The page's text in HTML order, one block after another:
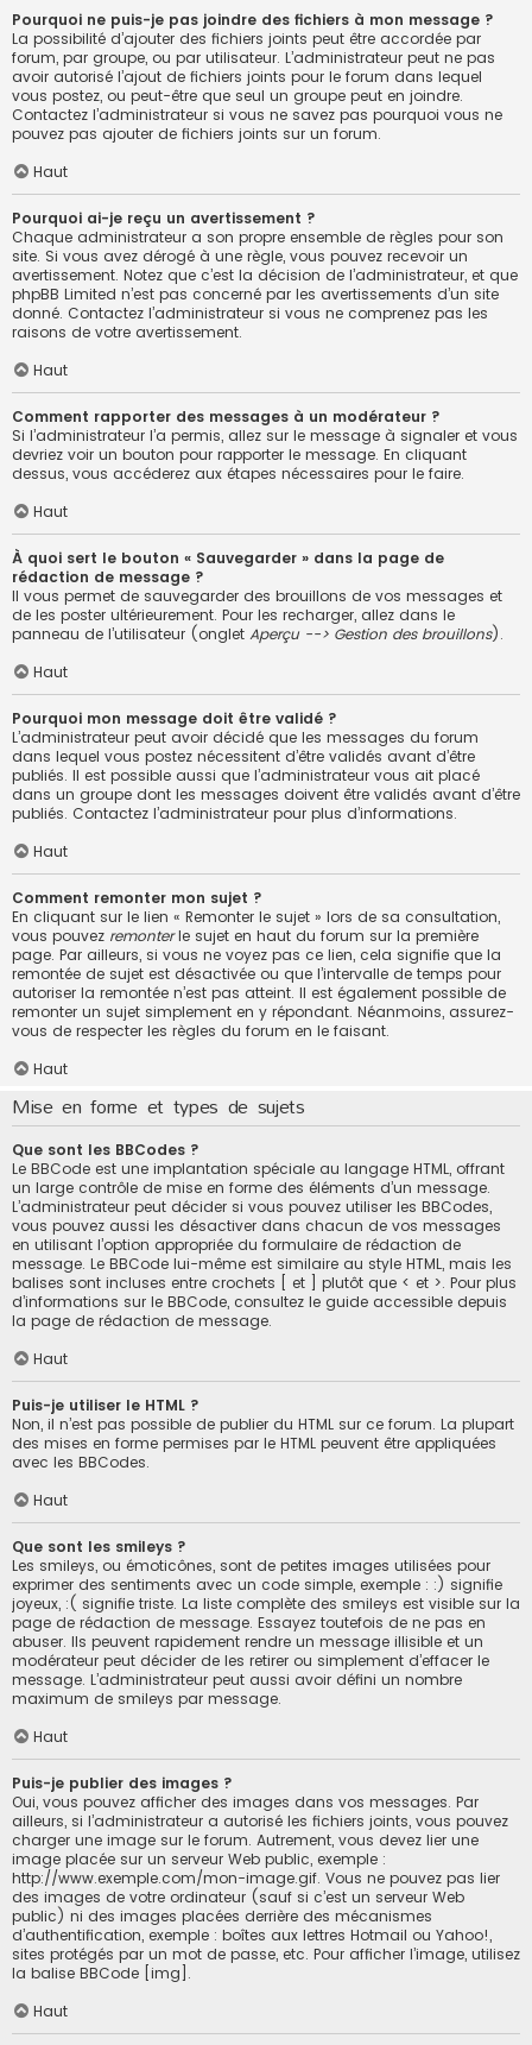
Pourquoi ne puis-je pas joindre des fichiers à mon message ?
La possibilité d’ajouter des fichiers joints peut être accordée par
forum, par groupe, ou par utilisateur. L’administrateur peut ne pas
avoir autorisé l’ajout de fichiers joints pour le forum dans lequel
vous postez, ou peut-être que seul un groupe peut en joindre.
Contactez l’administrateur si vous ne savez pas pourquoi vous ne
pouvez pas ajouter de fichiers joints sur un forum.
Haut
Pourquoi ai-je reçu un avertissement ?
Chaque administrateur a son propre ensemble de règles pour son
site. Si vous avez dérogé à une règle, vous pouvez recevoir un
avertissement. Notez que c’est la décision de l’administrateur, et que
phpBB Limited n’est pas concerné par les avertissements d’un site
donné. Contactez l’administrateur si vous ne comprenez pas les
raisons de votre avertissement.
Haut
Comment rapporter des messages à un modérateur ?
Si l’administrateur l’a permis, allez sur le message à signaler et vous
devriez voir un bouton pour rapporter le message. En cliquant
dessus, vous accéderez aux étapes nécessaires pour le faire.
Haut
À quoi sert le bouton « Sauvegarder » dans la page de
rédaction de message ?
Il vous permet de sauvegarder des brouillons de vos messages et
de les poster ultérieurement. Pour les recharger, allez dans le
panneau de l’utilisateur (onglet Aperçu --> Gestion des brouillons).
Haut
Pourquoi mon message doit être validé ?
L’administrateur peut avoir décidé que les messages du forum
dans lequel vous postez nécessitent d’être validés avant d’être
publiés. Il est possible aussi que l’administrateur vous ait placé
dans un groupe dont les messages doivent être validés avant d’être
publiés. Contactez l’administrateur pour plus d’informations.
Haut
Comment remonter mon sujet ?
En cliquant sur le lien « Remonter le sujet » lors de sa consultation,
vous pouvez remonterle sujet en haut du forum sur la première
page. Par ailleurs, si vous ne voyez pas ce lien, cela signifie que la
remontée de sujet est désactivée ou que l’intervalle de temps pour
autoriser la remontée n’est pas atteint. Il est également possible de
remonter un sujet simplement en y répondant. Néanmoins, assurez-
vous de respecter les règles du forum en le faisant.
Haut
Mise en forme et types de sujets
Que sont les BBCodes ?
Le BBCode est une implantation spéciale au langage HTML, offrant
un large contrôle de mise en forme des éléments d’un message.
L’administrateur peut décider si vous pouvez utiliser les BBCodes,
vous pouvez aussi les désactiver dans chacun de vos messages
en utilisant l’option appropriée du formulaire de rédaction de
message. Le BBCode lui-même est similaire au style HTML, mais les
balises sont incluses entre crochets [ et ] plutôt que < et >. Pour plus
d’informations sur le BBCode, consultez le guide accessible depuis
la page de rédaction de message.
Haut
Puis-je utiliser le HTML ?
Non, il n’est pas possible de publier du HTML sur ce forum. La plupart
des mises en forme permises par le HTML peuvent être appliquées
avec les BBCodes.
Haut
Que sont les smileys ?
Les smileys, ou émoticônes, sont de petites images utilisées pour
exprimer des sentiments avec un code simple, exemple : :) signifie
joyeux, :( signifie triste. La liste complète des smileys est visible sur la
page de rédaction de message. Essayez toutefois de ne pas en
abuser. Ils peuvent rapidement rendre un message illisible et un
modérateur peut décider de les retirer ou simplement d’effacer le
message. L’administrateur peut aussi avoir défini un nombre
maximum de smileys par message.
Haut
Puis-je publier des images ?
Oui, vous pouvez afficher des images dans vos messages. Par
ailleurs, si l’administrateur a autorisé les fichiers joints, vous pouvez
charger une image sur le forum. Autrement, vous devez lier une
image placée sur un serveur Web public, exemple :
http://www.exemple.com/mon-image.gif. Vous ne pouvez pas lier
des images de votre ordinateur (sauf si c’est un serveur Web
public) ni des images placées derrière des mécanismes
d’authentification, exemple : boîtes aux lettres Hotmail ou Yahoo!,
sites protégés par un mot de passe, etc. Pour afficher l’image, utilisez
la balise BBCode [img].
Haut